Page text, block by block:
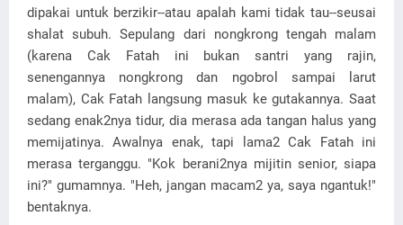
dipakai untuk berzikir--atau apalah kami tidak tau--seusai
shalat subuh. Sepulang dari nongkrong tengah malam
(karena Cak Fatah ini bukan santri yang rajin,
senengannya nongkrong dan ngobrol sampai larut
malam), Cak Fatah langsung masuk ke gutakannya. Saat
sedang enak2nya tidur, dia merasa ada tangan halus yang
memijatinya. Awalnya enak, tapi lama2 Cak Fatah ini
merasa terganggu. "Kok berani2nya mijitin senior, siapa
ini?" gumamnya. "Heh, jangan macam2 ya, saya ngantuk!"
bentaknya.